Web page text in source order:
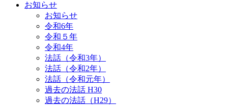
お知らせ
お知らせ
令和6年
令和５年
令和4年
法話（令和3年）
法話（令和2年）
法話（令和元年）
過去の法話 H30
過去の法話（H29）